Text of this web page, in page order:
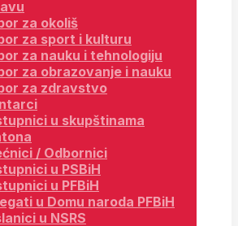
za okoliš
za sport i kulturu
za nauku i tehnologiju
za obrazovanje i nauku
za zdravstvo
u skupštinama
/ Odbornici
u PSBiH
u PFBiH
u Domu naroda PFBiH
u NSRS